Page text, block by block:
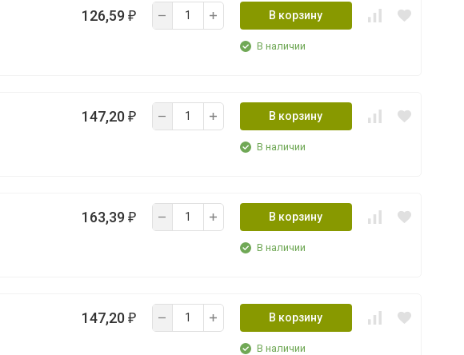
126,59 ₽ В корзину
В наличии
147,20 ₽ В корзину
В наличии
163,39 ₽ В корзину
В наличии
147,20 ₽ В корзину
В наличии